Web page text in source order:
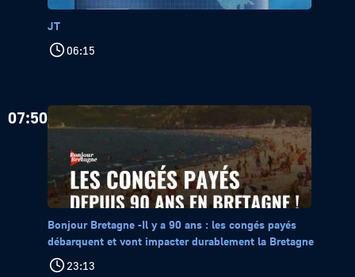
JT
06:15
07:50
Bonjour Bretagne -Il y a 90 ans : les congés payés
débarquent et vont impacter durablement la Bretagne
23:13